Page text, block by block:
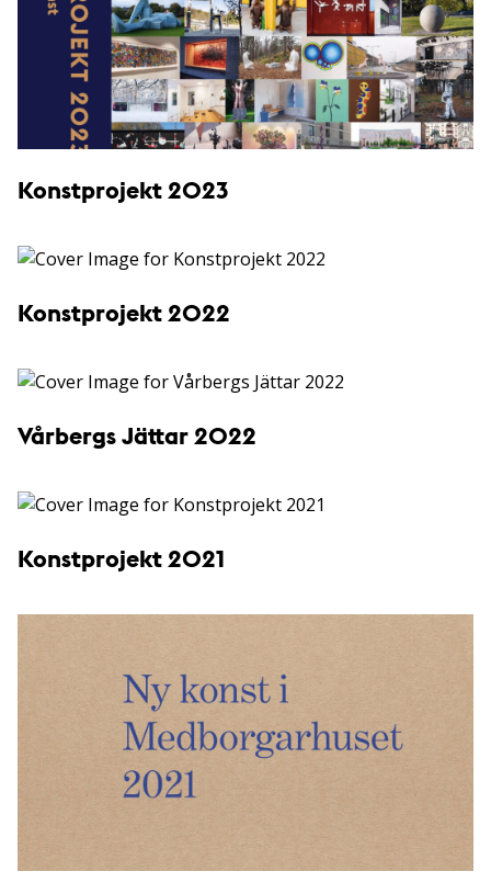
Konstprojekt 2023
Konstprojekt 2022
Vårbergs Jättar 2022
Konstprojekt 2021